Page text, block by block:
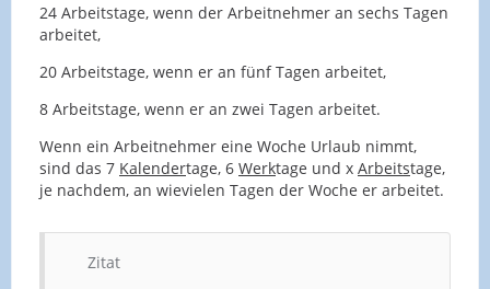
24 Arbeitstage, wenn der Arbeitnehmer an sechs Tagen
arbeitet,
20 Arbeitstage, wenn er an fünf Tagen arbeitet,
8 Arbeitstage, wenn er an zwei Tagen arbeitet.
Wenn ein Arbeitnehmer eine Woche Urlaub nimmt,
sind das 7 Kalendertage, 6 Werktage und x Arbeitstage,
je nachdem, an wievielen Tagen der Woche er arbeitet.
Zitat